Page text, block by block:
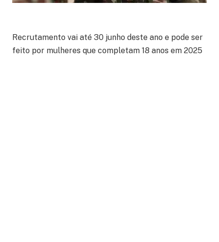
Recrutamento vai até 30 junho deste ano e pode ser
feito por mulheres que completam 18 anos em 2025